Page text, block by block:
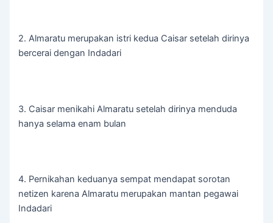
2. Almaratu merupakan istri kedua Caisar setelah dirinya
bercerai dengan Indadari
3. Caisar menikahi Almaratu setelah dirinya menduda
hanya selama enam bulan
4. Pernikahan keduanya sempat mendapat sorotan
netizen karena Almaratu merupakan mantan pegawai
Indadari